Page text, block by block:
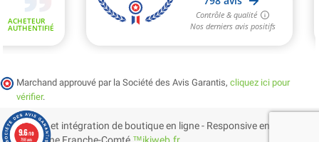
Marchand approuvé par la Société des Avis Garantis, cliquez ici pour
vérifier.
Création et intégration de boutique en ligne - Responsive en
9.6/10
798 avis